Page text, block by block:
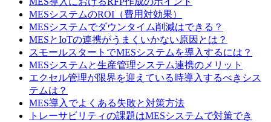
MESシステムのROI（費用対効果）
MESシステムでダウンタイム削減はできる？
MESとIoTの連携がうまくいかない原因とは？
スモールスタートでMESシステムを導入するには？
MESシステムと生産管理システム連携のメリット
エクセル管理が限界を迎えている時導入するべきシス
テムは？
MES導入でよくある失敗と対策方法
トレーサビリティの課題はMESシステムで対策でき